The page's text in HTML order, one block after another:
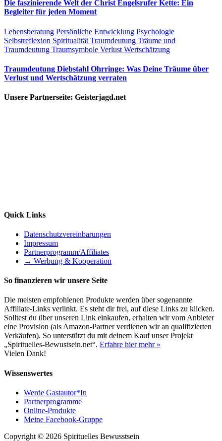
Die faszinierende Welt der Christ Engelsrufer Kette: Ein
Begleiter für jeden Moment
Lebensberatung Persönliche Entwicklung Psychologie
Selbstreflexion Spiritualität Traumdeutung Träume und
Traumdeutung Traumsymbole Verlust Wertschätzung
Traumdeutung Diebstahl Ohrringe: Was Deine Träume über
Verlust und Wertschätzung verraten
Unsere Partnerseite: Geisterjagd.net
Quick Links
Datenschutzvereinbarungen
Impressum
Partnerprogramm/Affiliates
→ Werbung & Kooperation
So finanzieren wir unsere Seite
Die meisten empfohlenen Produkte werden über sogenannte
Affiliate-Links verlinkt. Es steht dir frei, auf diese Links zu klicken.
Solltest du über unseren Link einkaufen, erhalten wir vom Anbieter
eine Provision (als Amazon-Partner verdienen wir an qualifizierten
Verkäufen). So unterstützt du mit deinem Kauf unser Projekt
„Spirituelles-Bewustsein.net“. Erfahre hier mehr »
Vielen Dank!
Wissenswertes
Werde Gastautor*In
Partnerprogramme
Online-Produkte
Meine Facebook-Gruppe
Copyright © 2026 Spirituelles Bewusstsein